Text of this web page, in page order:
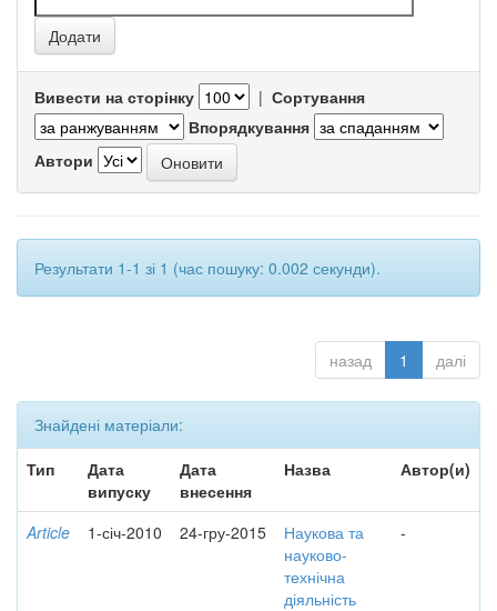
Вивести на сторінку | Сортування
Впорядкування
Автори
Результати 1-1 зі 1 (час пошуку: 0.002 секунди).
назад 1 далі
Знайдені матеріали:
Тип
Дата
випуску
Дата
внесення
Назва Автор(и)
Article 1-січ-2010 24-гру-2015
Наукова та
науково-
технічна
діяльність
-